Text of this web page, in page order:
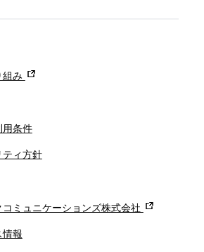
組み
用条件
ティ方針
ミュニケーションズ株式会社
情報